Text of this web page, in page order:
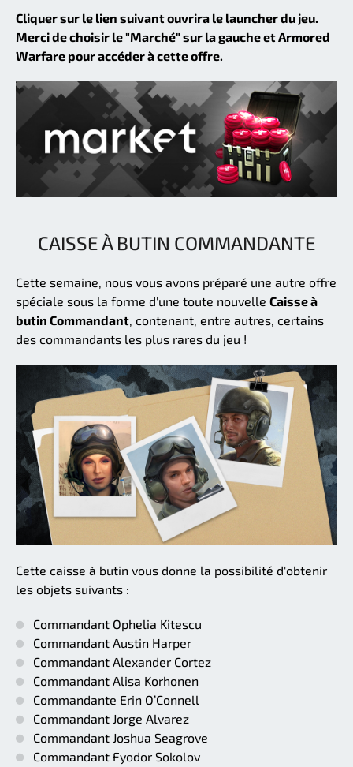
Cliquer sur le lien suivant ouvrira le launcher du jeu.
Merci de choisir le "Marché" sur la gauche et Armored
Warfare pour accéder à cette offre.
CAISSE À BUTIN COMMANDANTE
Cette semaine, nous vous avons préparé une autre offre
spéciale sous la forme d'une toute nouvelle Caisse à
butin Commandant, contenant, entre autres, certains
des commandants les plus rares du jeu !
Cette caisse à butin vous donne la possibilité d'obtenir
les objets suivants :
Commandant Ophelia Kitescu
Commandant Austin Harper
Commandant Alexander Cortez
Commandant Alisa Korhonen
Commandante Erin O’Connell
Commandant Jorge Alvarez
Commandant Joshua Seagrove
Commandant Fyodor Sokolov